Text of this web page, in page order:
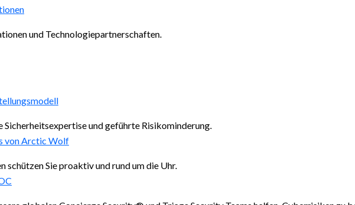
und Technologiepartnerschaften.
und geführte Risikominderung.
von Arctic Wolf
schützen Sie proaktiv und rund um die Uhr.